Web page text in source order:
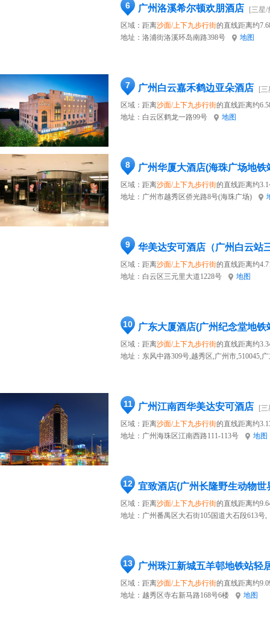
6 广州洛溪希尔顿欢朋酒店
[三星/
区域：距离沙面/上下九步行街的直线距离约
地址： 洛浦街洛溪环岛南路398号 地图
7 广州白云嘉禾鹤边亚朵酒店
[
区域：距离沙面/上下九步行街的直线距离约
地址： 白云区鹤龙一路99号 地图
8 广州华厦大酒店(海珠广场地铁
区域：距离沙面/上下九步行街的直线距离约
地址： 广州市越秀区侨光路8号(海珠广场)
9 华美达安可酒店（广州白云站
区域：距离沙面/上下九步行街的直线距离约
地址： 白云区三元里大道1228号 地图
10 广东大厦酒店(广州纪念堂地铁
区域：距离沙面/上下九步行街的直线距离约
地址： 东风中路309号,越秀区,广州市,510045,
11 广州江南西华美达安可酒店
[
区域：距离沙面/上下九步行街的直线距离约
地址： 广州海珠区江南西路111-113号 地图
12 宜致酒店(广州长隆野生动物世
区域：距离沙面/上下九步行街的直线距离约
地址： 广州番禺区大石街105国道大石段613号,
13 广州珠江新城五羊邨地铁站轻
区域：距离沙面/上下九步行街的直线距离约
地址： 越秀区寺右新马路168号6楼 地图